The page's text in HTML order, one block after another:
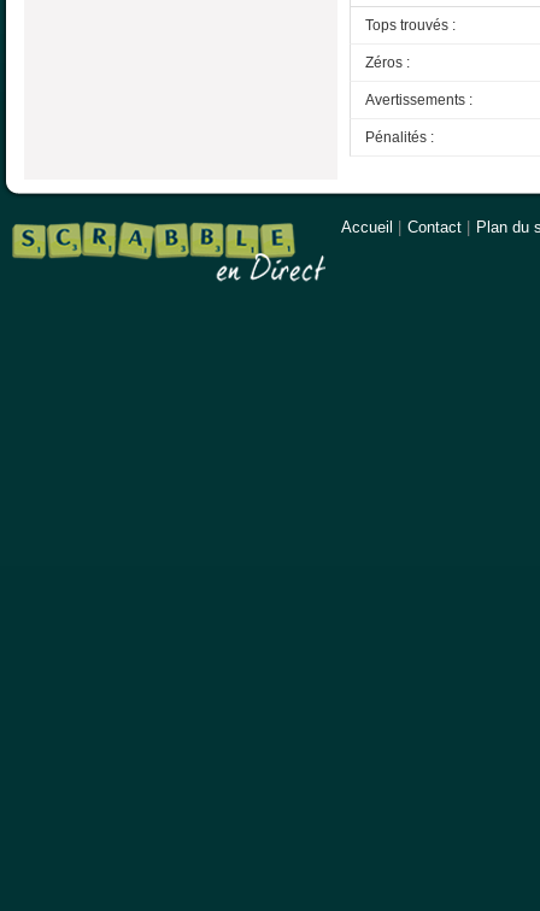
Tops trouvés :
Zéros :
Avertissements :
Pénalités :
Accueil Contact Plan du